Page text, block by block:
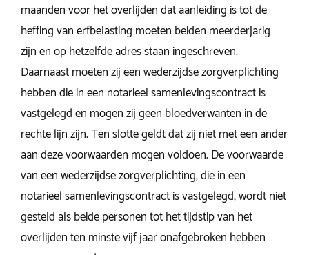
maanden voor het overlijden dat aanleiding is tot de
heffing van erfbelasting moeten beiden meerderjarig
zijn en op hetzelfde adres staan ingeschreven.
Daarnaast moeten zij een wederzijdse zorgverplichting
hebben die in een notarieel samenlevingscontract is
vastgelegd en mogen zij geen bloedverwanten in de
rechte lijn zijn. Ten slotte geldt dat zij niet met een ander
aan deze voorwaarden mogen voldoen. De voorwaarde
van een wederzijdse zorgverplichting, die in een
notarieel samenlevingscontract is vastgelegd, wordt niet
gesteld als beide personen tot het tijdstip van het
overlijden ten minste vijf jaar onafgebroken hebben